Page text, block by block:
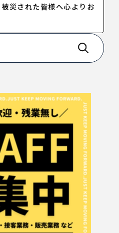
災された皆様へ心よりお